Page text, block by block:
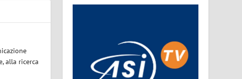
alla ricerca